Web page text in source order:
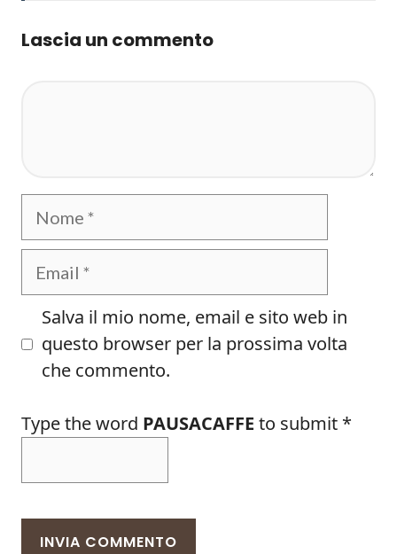
Lascia un commento
Nome
Email
Salva il mio nome, email e sito web in
questo browser per la prossima volta
che commento.
Type the word PAUSACAFFE to submit *